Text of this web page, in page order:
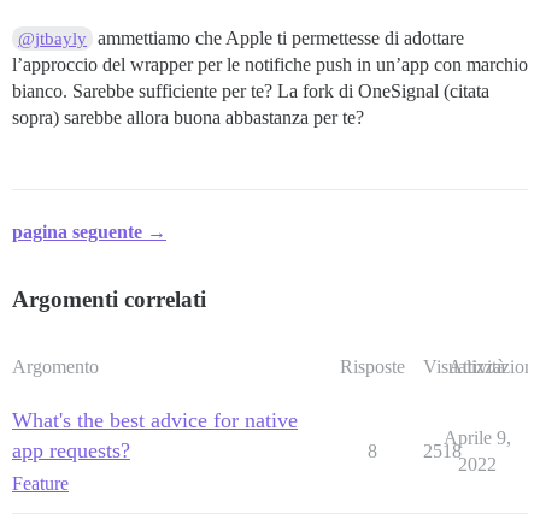
@jtbayly ammettiamo che Apple ti permettesse di adottare
l’approccio del wrapper per le notifiche push in un’app con marchio
bianco. Sarebbe sufficiente per te? La fork di OneSignal (citata
sopra) sarebbe allora buona abbastanza per te?
pagina seguente →
Argomenti correlati
Argomento Risposte Visualizzazioni
Attività
What's the best advice for native
app requests?
Feature
8 2518
Aprile 9,
2022